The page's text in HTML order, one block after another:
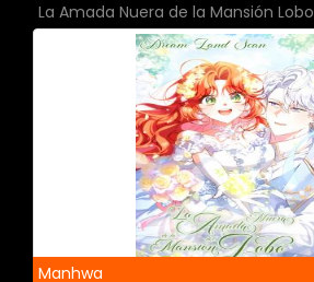
La Amada Nuera de la Mansión Lobo
Manhwa